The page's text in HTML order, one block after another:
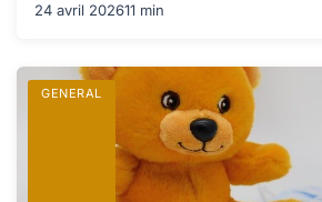
24 avril 202611 min
GENERAL